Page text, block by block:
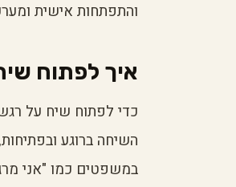
והתפתחות אישית
איך לפתוח
כדי לפתוח שיח על
השיחה ברוגע
במשפטים כמו "אני